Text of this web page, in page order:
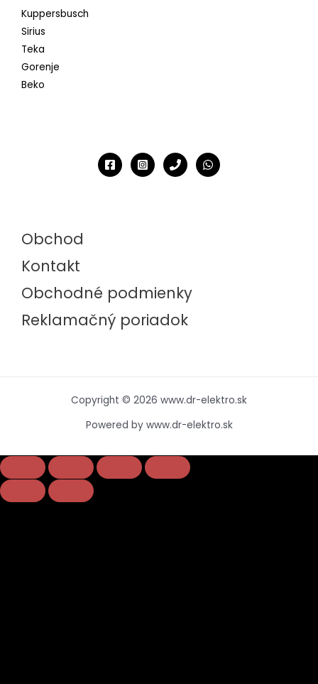
Kuppersbusch
Sirius
Teka
Gorenje
Beko
Obchod
Kontakt
Obchodné podmienky
Reklamačný poriadok
Copyright © 2026 www.dr-elektro.sk
Powered by www.dr-elektro.sk